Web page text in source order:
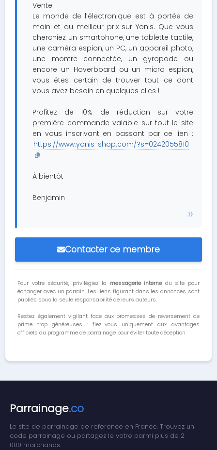
Vente.
Le monde de l’électronique est à portée de
main et au meilleur prix sur Yonis. Que vous
cherchiez un smartphone, une tablette tactile,
une caméra espion, un PC, un appareil photo,
une montre connectée, un gyropode ou
encore un Hoverboard ou un micro espion,
vous êtes certain de trouver tout ce dont
vous avez besoin en quelques clics !
Profitez de 10% de réduction sur votre
première commande valable sur tout le site
en vous inscrivant en passant par ce lien :
https://www.yonis-shop.com/?s=0242055810
À bientôt
Benjamin
Contacter ce membre
Pour votre sécurité, privilégiez la messagerie internedu site pour
échanger avec un parrain. Les liens figurant dans les annonces sont
publiés sous la seule responsabilité de leurs auteurs.
Restez également vigilant face aux promesses de reversement de
prime trop généreuses : fiez-vous uniquement aux avantages
officiels du programme de parrainage pour éviter toute déception.
Parrainage.co
Le site de parrainage de reference en France. Trouvez un
code parrainage ou partagez le votre parmi plus de 2
000 marchands.